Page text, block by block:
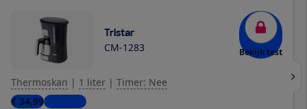
Tristar
CM-1283 Bekijk test
Thermoskan | 1 liter | Timer: Nee
€ 34,993 winkels